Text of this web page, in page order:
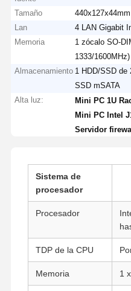
Tamaño
440x127x44mm
Lan
4 LAN Gigabit
Memoria
1 zócalo SO-
1333/1600MHz)
Almacenamiento 1 HDD/SSD de
SSD mSATA
Alta luz:
Mini PC 1U
Mini PC Intel
Servidor
Sistema de
procesador
Procesador
TDP de la CPU
Memoria 1